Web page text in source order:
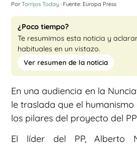
Por Torrijos Today · Fuente: Europa Press
¿Poco tiempo?
Te resumimos esta noticia y
habituales en un vistazo.
Ver resumen de la noticia
En una audiencia en la
le traslada que el
los pilares del proyecto del PP
El líder del PP, Alberto